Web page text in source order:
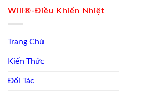
Wili®-Điều Khiển Nhiệt
Trang Chủ
Kiến Thức
Đối Tác